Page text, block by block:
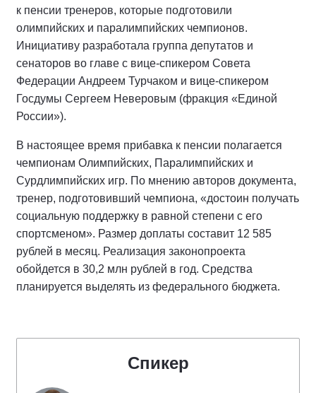
к пенсии тренеров, которые подготовили
олимпийских и паралимпийских чемпионов.
Инициативу разработала группа депутатов и
сенаторов во главе с вице-спикером Совета
Федерации Андреем Турчаком и вице-спикером
Госдумы Сергеем Неверовым (фракция «Единой
России»).
В настоящее время прибавка к пенсии полагается
чемпионам Олимпийских, Паралимпийских и
Сурдлимпийских игр. По мнению авторов документа,
тренер, подготовивший чемпиона, «достоин получать
социальную поддержку в равной степени с его
спортсменом». Размер доплаты составит 12 585
рублей в месяц. Реализация законопроекта
обойдется в 30,2 млн рублей в год. Средства
планируется выделять из федерального бюджета.
Спикер